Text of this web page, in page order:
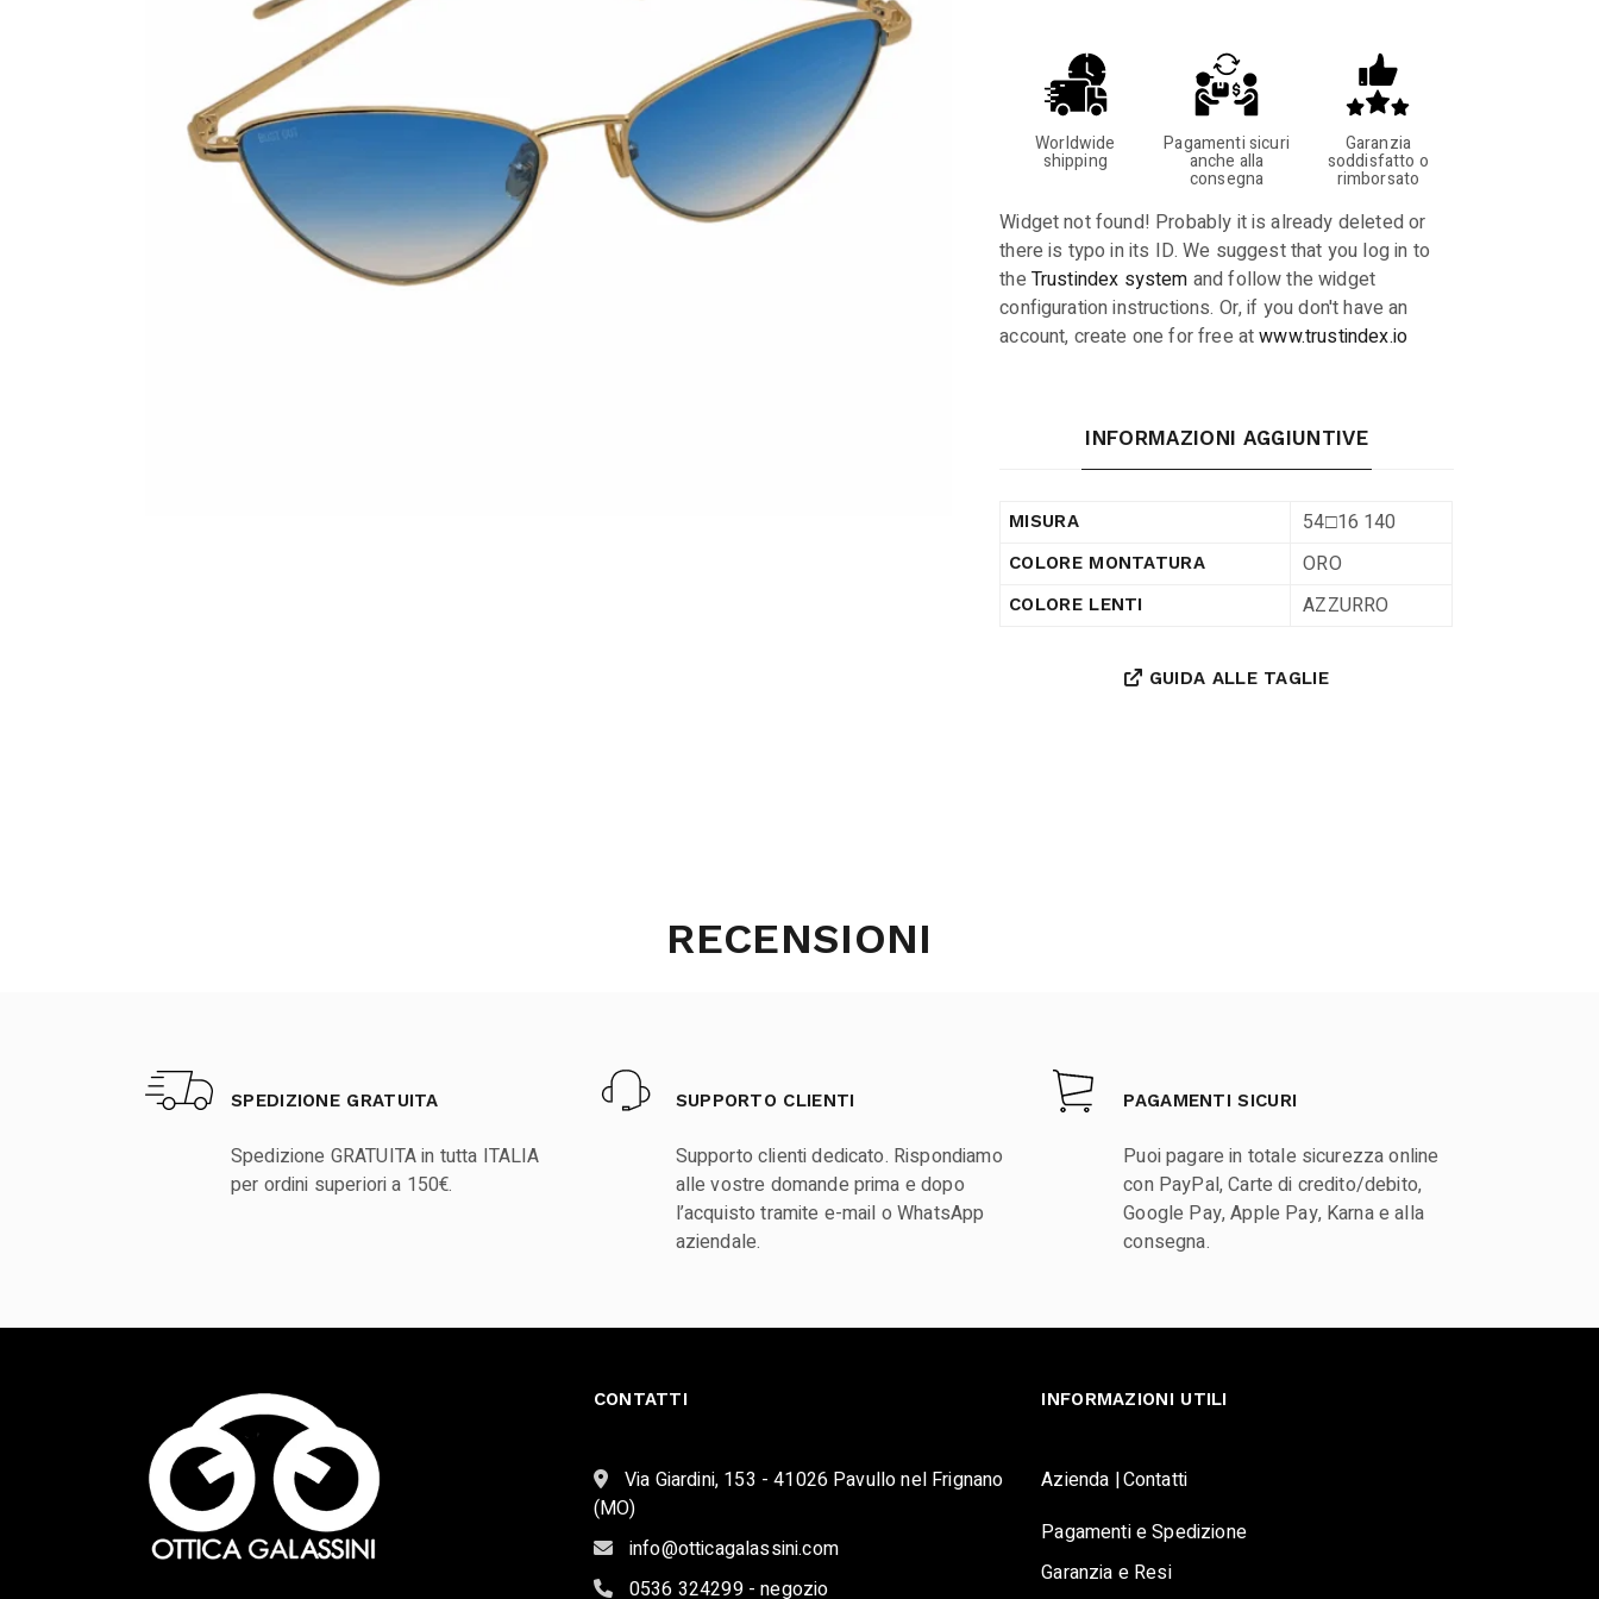
Worldwide
shipping
Pagamenti sicuri
anche alla
consegna
Garanzia
soddisfatto o
rimborsato
Widget not found! Probably it is already deleted or
there is typo in its ID. We suggest that you log in to
the Trustindex system and follow the widget
configuration instructions. Or, if you don't have an
account, create one for free atwww.trustindex.io
INFORMAZIONI AGGIUNTIVE
MISURA 54□16 140
COLORE MONTATURA ORO
COLORE LENTI AZZURRO
GUIDA ALLE TAGLIE
RECENSIONI
SPEDIZIONE GRATUITA
Spedizione GRATUITA in tutta ITALIA
per ordini superiori a 150€.
SUPPORTO CLIENTI
Supporto clienti dedicato. Rispondiamo
alle vostre domande prima e dopo
l’acquisto tramite e-mail o WhatsApp
aziendale.
PAGAMENTI SICURI
Puoi pagare in totale sicurezza online
con PayPal, Carte di credito/debito,
Google Pay, Apple Pay, Karna e alla
consegna.
CONTATTI
Via Giardini, 153 - 41026 Pavullo nel Frignano
(MO)
info@otticagalassini.com
0536 324299 - negozio
INFORMAZIONI UTILI
Azienda |Contatti
Pagamenti e Spedizione
Garanzia e Resi